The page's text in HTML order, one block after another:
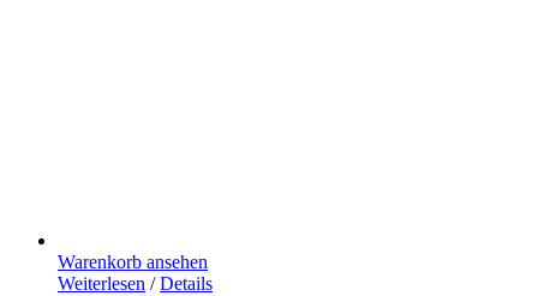
Warenkorb ansehen
Weiterlesen / Details